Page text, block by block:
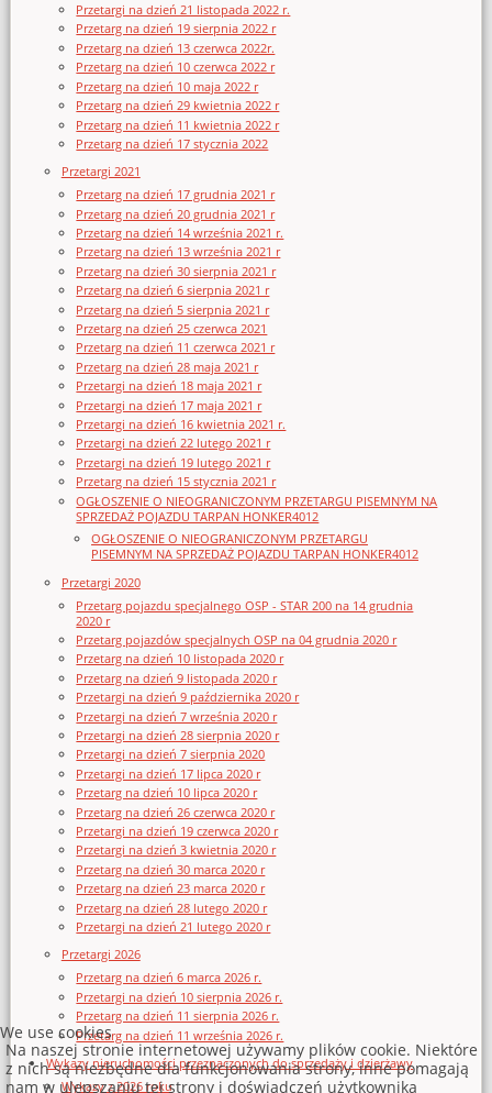
Przetargi na dzień 21 listopada 2022 r.
Przetarg na dzień 19 sierpnia 2022 r
Przetarg na dzień 13 czerwca 2022r.
Przetarg na dzień 10 czerwca 2022 r
Przetarg na dzień 10 maja 2022 r
Przetarg na dzień 29 kwietnia 2022 r
Przetarg na dzień 11 kwietnia 2022 r
Przetarg na dzień 17 stycznia 2022
Przetargi 2021
Przetarg na dzień 17 grudnia 2021 r
Przetarg na dzień 20 grudnia 2021 r
Przetarg na dzień 14 września 2021 r.
Przetarg na dzień 13 września 2021 r
Przetarg na dzień 30 sierpnia 2021 r
Przetarg na dzień 6 sierpnia 2021 r
Przetarg na dzień 5 sierpnia 2021 r
Przetarg na dzień 25 czerwca 2021
Przetarg na dzień 11 czerwca 2021 r
Przetarg na dzień 28 maja 2021 r
Przetargi na dzień 18 maja 2021 r
Przetargi na dzień 17 maja 2021 r
Przetargi na dzień 16 kwietnia 2021 r.
Przetargi na dzień 22 lutego 2021 r
Przetargi na dzień 19 lutego 2021 r
Przetarg na dzień 15 stycznia 2021 r
OGŁOSZENIE O NIEOGRANICZONYM PRZETARGU PISEMNYM NA
SPRZEDAŻ POJAZDU TARPAN HONKER4012
OGŁOSZENIE O NIEOGRANICZONYM PRZETARGU
PISEMNYM NA SPRZEDAŻ POJAZDU TARPAN HONKER4012
Przetargi 2020
Przetarg pojazdu specjalnego OSP - STAR 200 na 14 grudnia
2020 r
Przetarg pojazdów specjalnych OSP na 04 grudnia 2020 r
Przetarg na dzień 10 listopada 2020 r
Przetarg na dzień 9 listopada 2020 r
Przetargi na dzień 9 października 2020 r
Przetargi na dzień 7 września 2020 r
Przetargi na dzień 28 sierpnia 2020 r
Przetargi na dzień 7 sierpnia 2020
Przetargi na dzień 17 lipca 2020 r
Przetarg na dzień 10 lipca 2020 r
Przetarg na dzień 26 czerwca 2020 r
Przetargi na dzień 19 czerwca 2020 r
Przetargi na dzień 3 kwietnia 2020 r
Przetarg na dzień 30 marca 2020 r
Przetarg na dzień 23 marca 2020 r
Przetarg na dzień 28 lutego 2020 r
Przetargi na dzień 21 lutego 2020 r
Przetargi 2026
Przetarg na dzień 6 marca 2026 r.
Przetargi na dzień 10 sierpnia 2026 r.
Przetarg na dzień 11 sierpnia 2026 r.
Przetarg na dzień 11 września 2026 r.
Wykazy nieruchomości przeznaczonych do sprzedaży i dzierżawy
Wykazy z 2026 roku
We use cookies
Na naszej stronie internetowej używamy plików cookie. Niektóre
z nich są niezbędne dla funkcjonowania strony, inne pomagają
nam w ulepszaniu tej strony i doświadczeń użytkownika